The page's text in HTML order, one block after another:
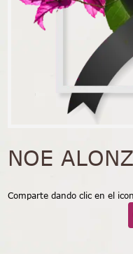
NOE
Comparte dando clic en el